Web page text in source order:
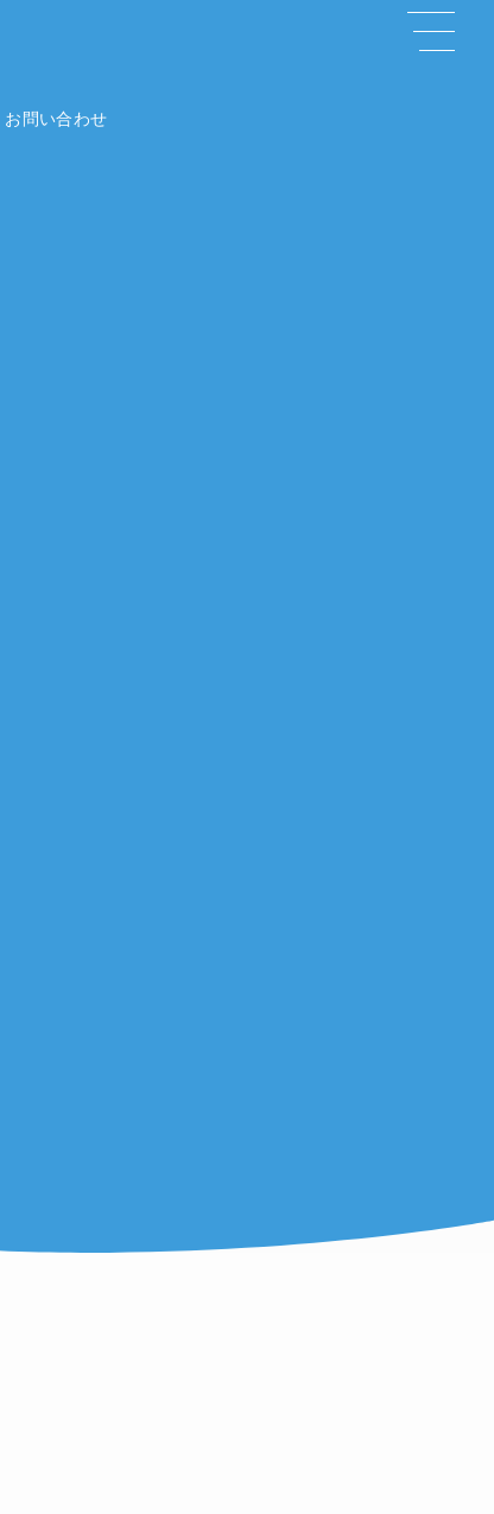
お問い合わせ
Contact